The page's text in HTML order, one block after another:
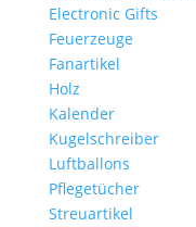
Electronic Gifts
Feuerzeuge
Fanartikel
Holz
Kalender
Kugelschreiber
Luftballons
Pflegetücher
Streuartikel